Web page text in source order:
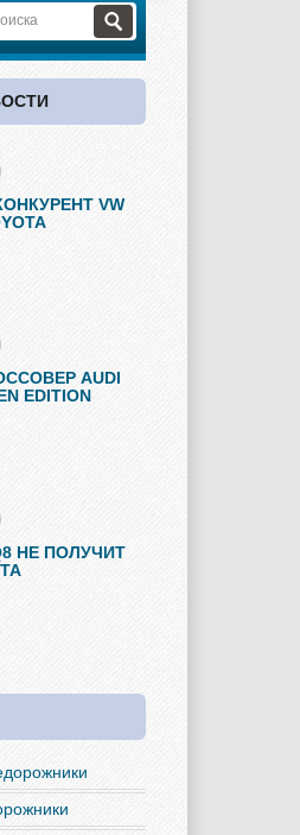
VW
AUDI
EDITION
НЕ ПОЛУЧИТ